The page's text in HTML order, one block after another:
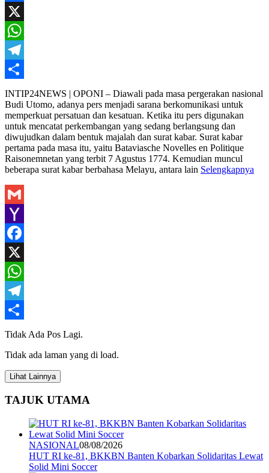
Mail
Facebook
X
WhatsApp
Telegram
Share
INTIP24NEWS | OPONI – Diawali pada masa pergerakan nasional
Budi Utomo, adanya pers menjadi sarana berkomunikasi untuk
memperkuat persatuan dan kesatuan. Ketika itu pers digunakan
untuk mencatat perkembangan yang sedang berlangsung dan
diwujudkan dalam bentuk majalah dan surat kabar. Surat kabar
pertama pada masa itu, yaitu Bataviasche Novelles en Politique
Raisonemnetan yang terbit 7 Agustus 1774. Kemudian muncul
beberapa surat kabar berbahasa Melayu, antara lain Selengkapnya
Gmail
Yahoo
Mail
Facebook
X
WhatsApp
Telegram
Share
Tidak Ada Pos Lagi.
Tidak ada laman yang di load.
Lihat Lainnya
TAJUK UTAMA
NASIONAL08/08/2026
HUT RI ke-81, BKKBN Banten Kobarkan Solidaritas Lewat
Solid Mini Soccer